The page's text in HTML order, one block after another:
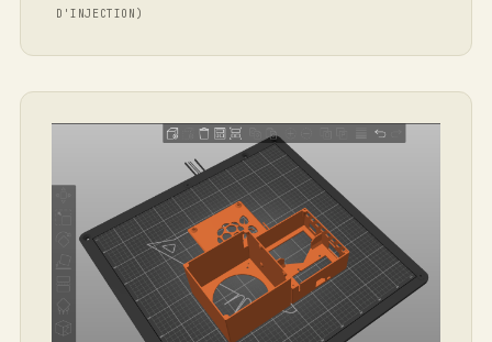
10
ENTREGA
INYECCIÓN)
4
DE PSL3D:
PRIMER
PROTOTIPO
1→1000
PROTOTIPO DE
SERIE
PEQUEÑA